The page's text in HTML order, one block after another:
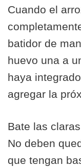
Cuando el
batidor de
huevo una a
haya
agregar la
Bate las
No deben
que tengan